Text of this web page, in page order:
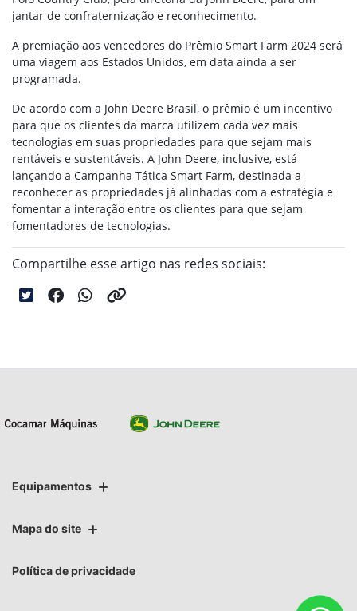
jantar de confraternização e reconhecimento.
A premiação aos vencedores do Prêmio Smart Farm 2024 será
uma viagem aos Estados Unidos, em data ainda a ser
programada.
De acordo com a John Deere Brasil, o prêmio é um incentivo
para que os clientes da marca utilizem cada vez mais
tecnologias em suas propriedades para que sejam mais
rentáveis e sustentáveis. A John Deere, inclusive, está
lançando a Campanha Tática Smart Farm, destinada a
reconhecer as propriedades já alinhadas com a estratégia e
fomentar a interação entre os clientes para que sejam
fomentadores de tecnologias.
Compartilhe esse artigo nas redes sociais:
Equipamentos
Mapa do site
Política de privacidade